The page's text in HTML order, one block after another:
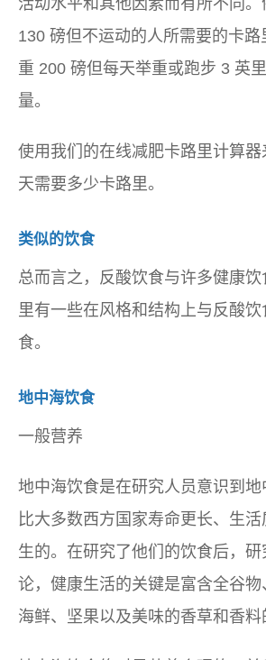
活动水平和其他因素而有所不同
130 磅但不运动的人所需要的卡
重 200 磅但每天举重或跑步 3 英
量。
使用我们的在线减肥卡路里计算
天需要多少卡路里。
类似的饮食
总而言之，反酸饮食与许多健康
里有一些在风格和结构上与反酸
食。
地中海饮食
一般营养
地中海饮食是在研究人员意识到地
比大多数西方国家寿命更长、生
生的。在研究了他们的饮食后，
论，健康生活的关键是富含全谷物
海鲜、坚果以及美味的香草和香料